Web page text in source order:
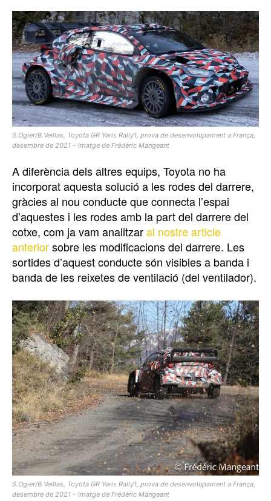
S.Ogier/B.Veillas, Toyota GR Yaris Rally1, prova de desenvolupament a França,
desembre de 2021 – imatge de Frédéric Mangeant
A diferència dels altres equips, Toyota no ha
incorporat aquesta solució a les rodes del darrere,
gràcies al nou conducte que connecta l’espai
d’aquestes i les rodes amb la part del darrere del
cotxe, com ja vam analitzaral nostre article
anteriorsobre les modificacions del darrere. Les
sortides d’aquest conducte són visibles a banda i
banda de les reixetes de ventilació (del ventilador).
S.Ogier/B.Veillas, Toyota GR Yaris Rally1, prova de desenvolupament a França,
desembre de 2021 – imatge de Frédéric Mangeant